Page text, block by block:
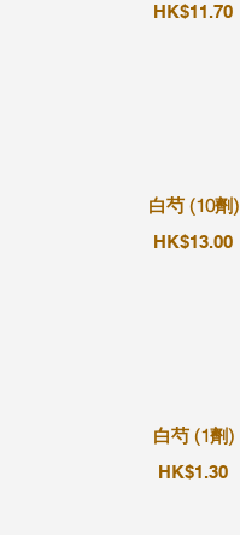
HK$11.70
白芍 (10劑)
HK$13.00
白芍 (1劑)
HK$1.30